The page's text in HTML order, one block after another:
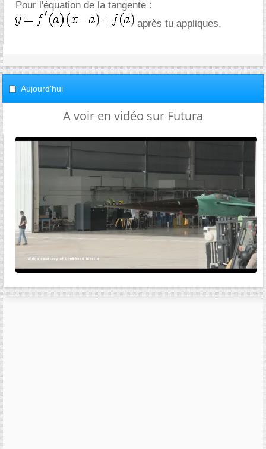
Pour l'équation de la tangente :
après tu appliques.
Aujourd'hui
A voir en vidéo sur Futura